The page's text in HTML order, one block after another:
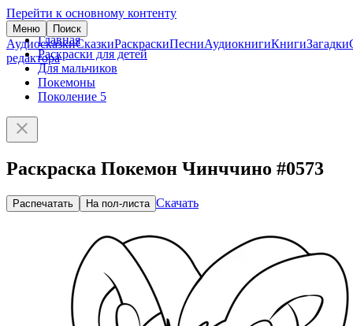
Перейти к основному контенту
Меню Поиск
АудиосказкиСказкиРаскраскиПесниАудиокнигиКнигиЗагадки
редактора
Главная
Раскраски для детей
Для мальчиков
Покемоны
Поколение 5
Раскраска Покемон Чинччино #0573
Распечатать На пол-листа Скачать